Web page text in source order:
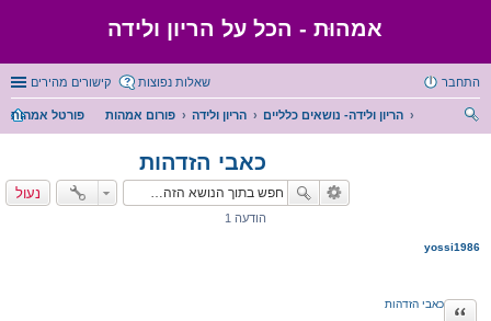
אמהוּת - הכל על הריון ולידה
קישורים מהירים שאלות נפוצות התחבר
פורטל אמהות פורום אמהות הריון ולידה
הריון ולידה- נושאים כלליים
כאבי הזדהות
נעול
הודעה 1
yossi1986
כאבי הזדהות ציטוט